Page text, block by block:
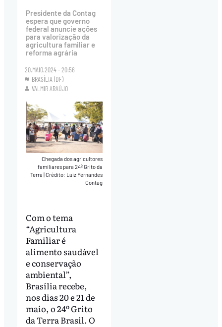
Presidente da Contag
espera que governo
federal anuncie ações
para valorização da
agricultura familiar e
reforma agrária
20.MAIO.2024 - 20:56
BRASÍLIA (DF)
VALMIR ARAÚJO
Chegada dos agricultores
familiares para 24º Grito da
Terra|Crédito: Luiz Fernandes
Contag
Com o tema
“Agricultura
Familiar é
alimento saudável
e conservação
ambiental”,
Brasília recebe,
nos dias 20 e 21 de
maio, o 24º Grito
da Terra Brasil. O